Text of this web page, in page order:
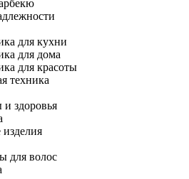
для кухни
для дома
для красоты
техника
и здоровья
для волос